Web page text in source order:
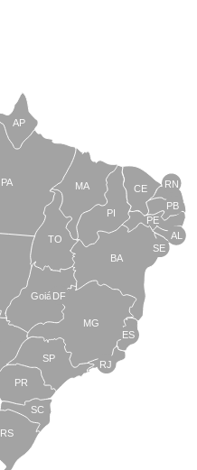
TO
BA
SE
PE
AL
RN
CE
PI
MA
AP
PA
Goiás
PR
SC
RS
SP
MG
RJ
ES
DF
PB